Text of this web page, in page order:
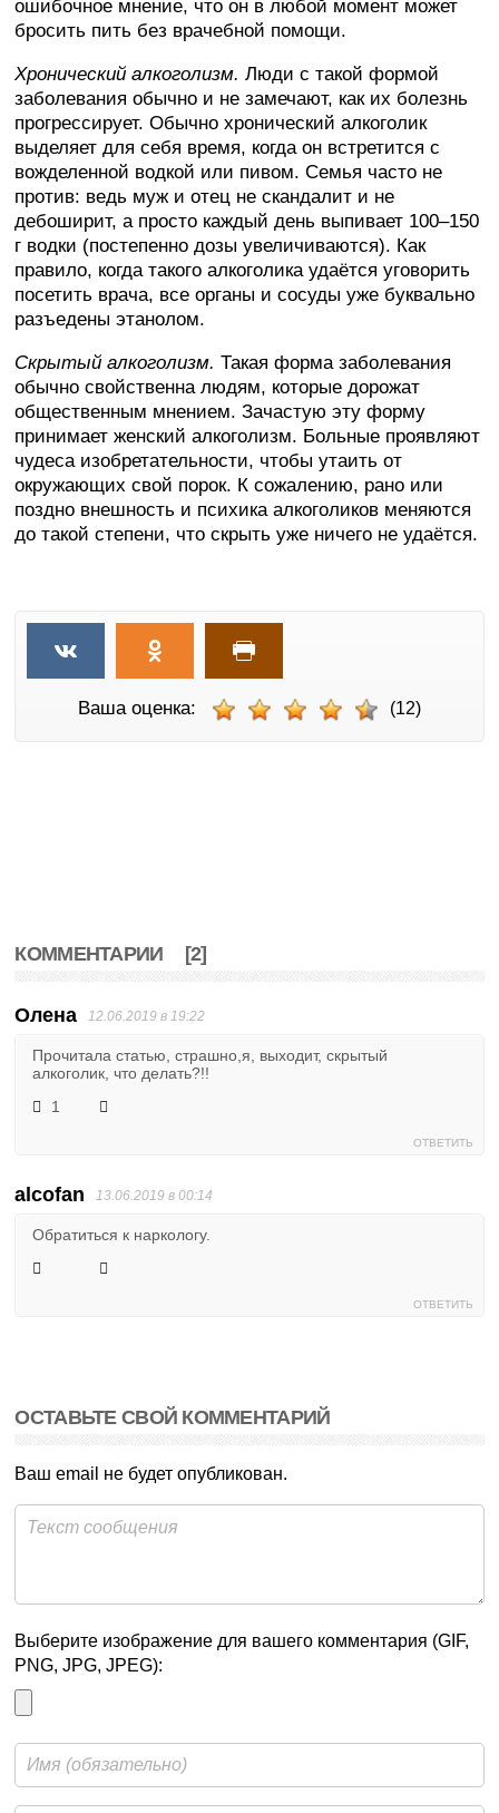
ошибочное мнение, что он в любой момент может
бросить пить без врачебной помощи.
Хронический алкоголизм. Люди с такой формой
заболевания обычно и не замечают, как их болезнь
прогрессирует. Обычно хронический алкоголик
выделяет для себя время, когда он встретится с
вожделенной водкой или пивом. Семья часто не
против: ведь муж и отец не скандалит и не
дебоширит, а просто каждый день выпивает 100–150
г водки (постепенно дозы увеличиваются). Как
правило, когда такого алкоголика удаётся уговорить
посетить врача, все органы и сосуды уже буквально
разъедены этанолом.
Скрытый алкоголизм. Такая форма заболевания
обычно свойственна людям, которые дорожат
общественным мнением. Зачастую эту форму
принимает женский алкоголизм. Больные проявляют
чудеса изобретательности, чтобы утаить от
окружающих свой порок. К сожалению, рано или
поздно внешность и психика алкоголиков меняются
до такой степени, что скрыть уже ничего не удаётся.
Ваша оценка: (12)
КОММЕНТАРИИ [2]
Олена 12.06.2019 в 19:22
Прочитала статью, страшно,я, выходит, скрытый
алкоголик, что делать?!!
1
ОТВЕТИТЬ
alcofan 13.06.2019 в 00:14
Обратиться к наркологу.
ОТВЕТИТЬ
ОСТАВЬТЕ СВОЙ КОММЕНТАРИЙ
Ваш email не будет опубликован.
Выберите изображение для вашего комментария (GIF,
PNG, JPG, JPEG):